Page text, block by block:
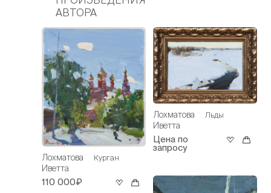
АВТОРА
Лохматова
Иветта
Курган
110 000₽
Лохматова
Иветта
Льды
Цена по
запросу